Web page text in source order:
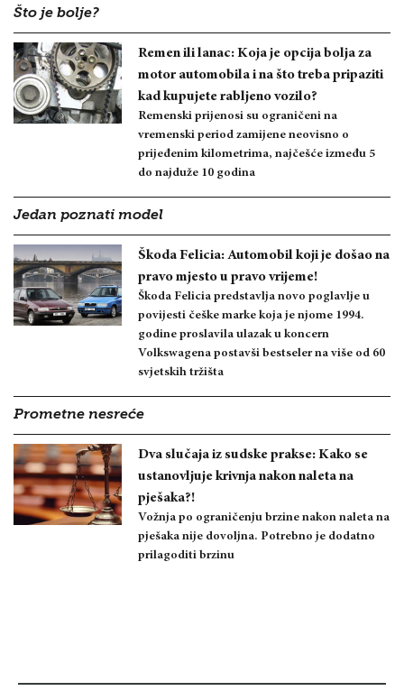
Što je bolje?
Remen ili lanac: Koja je opcija bolja za
motor automobila i na što treba pripaziti
kad kupujete rabljeno vozilo?
Remenski prijenosi su ograničeni na
vremenski period zamijene neovisno o
prijeđenim kilometrima, najčešće između 5
do najduže 10 godina
Jedan poznati model
Škoda Felicia: Automobil koji je došao na
pravo mjesto u pravo vrijeme!
Škoda Felicia predstavlja novo poglavlje u
povijesti češke marke koja je njome 1994.
godine proslavila ulazak u koncern
Volkswagena postavši bestseler na više od 60
svjetskih tržišta
Prometne nesreće
Dva slučaja iz sudske prakse: Kako se
ustanovljuje krivnja nakon naleta na
pješaka?!
Vožnja po ograničenju brzine nakon naleta na
pješaka nije dovoljna. Potrebno je dodatno
prilagoditi brzinu